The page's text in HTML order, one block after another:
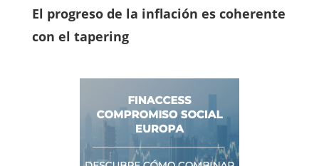
El progreso de la inflación es coherente
con el tapering